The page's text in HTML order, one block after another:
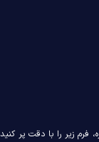
فرم زیر را با دقت پر